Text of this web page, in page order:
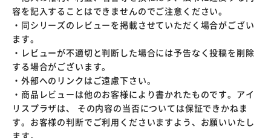
容を記入することはできませんのでご注意ください。
・同シリーズのレビューを掲載させていただく場合がござい
ます。
・レビューが不適切と判断した場合には予告なく投稿を削除
する場合がございます。
・外部へのリンクはご遠慮下さい。
・商品レビューは他のお客様により書かれたものです。アイ
リスプラザは、 その内容の当否については保証できかねま
す。お客様の判断でご利用くださいますよう、お願いいたし
ます。